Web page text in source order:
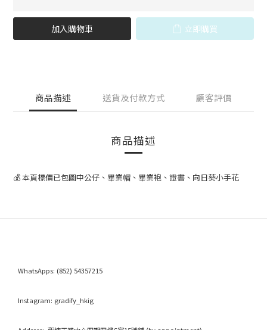
加入購物車 立即購買
商品描述 送貨及付款方式 顧客評價
商品描述
💰 本頁標價已包圖中公仔、畢業帽、畢業袍、證書、向日葵小手花
WhatsApps: (852) 54357215
Instagram: gradify_hkig